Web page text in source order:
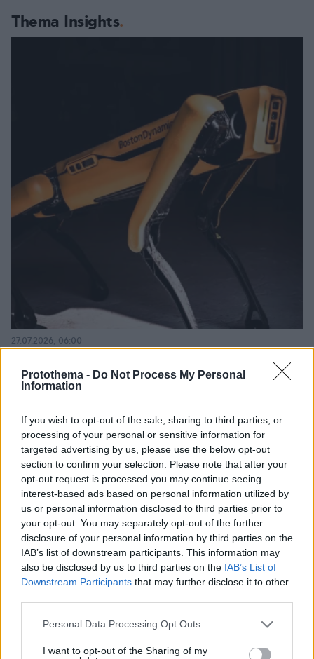
Protothema - Do Not Process My Personal
Information
If you wish to opt-out of the sale, sharing to third parties, or
processing of your personal or sensitive information for
targeted advertising by us, please use the below opt-out
section to confirm your selection. Please note that after your
opt-out request is processed you may continue seeing
interest-based ads based on personal information utilized by
us or personal information disclosed to third parties prior to
your opt-out. You may separately opt-out of the further
disclosure of your personal information by third parties on the
IAB’s list of downstream participants. This information may
also be disclosed by us to third parties on the IAB’s List of
Downstream Participants that may further disclose it to other
Please note that this website/app uses one or more Google
not limited to your visit or usage behaviour. You may click to
Personal Data Processing Opt Outs
I want to opt-out of the Sharing of my
Thema Insights
27.07.2026, 06:00
03.08.2026, 10:56
Επαγγελματική Εκπαίδευση & Εξειδίκευση: Το Mοντέλο που
σε Bάζει στην Aγορά Eργασίας
26.07.2026, 09:54
ΡΟΗ ΕΙΔΗΣΕΩΝ
Ειδήσεις Δημοφιλή Σχολιασμένα
Πάνω από 1.500 έλεγχοι με drones σε 300 παραλίες
κατά της αυθαίρετης κατάληψης του αιγιαλού
Πλακεντία & Περιφερειακά Ιατρεία: Όταν η φροντίδα